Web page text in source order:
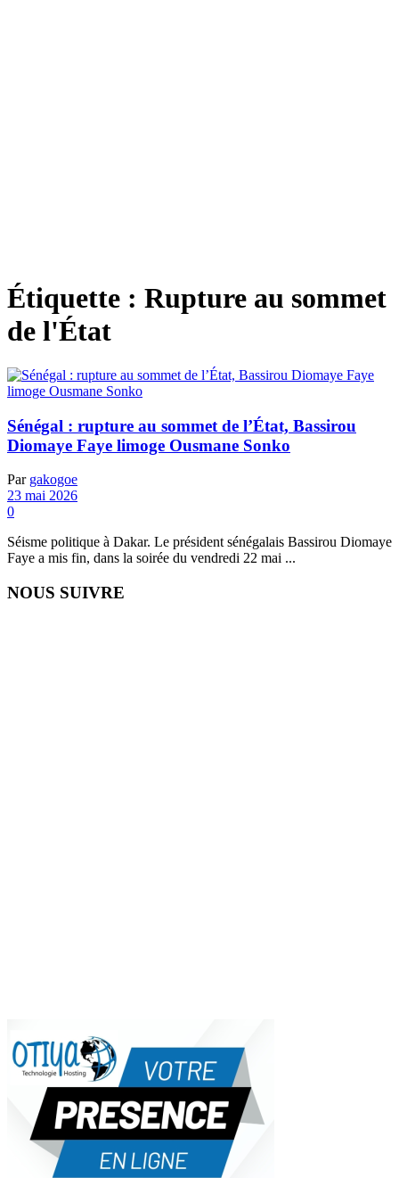
Étiquette : Rupture au sommet
de l'État
Sénégal : rupture au sommet de l’État, Bassirou
Diomaye Faye limoge Ousmane Sonko
Par gakogoe
23 mai 2026
0
Séisme politique à Dakar. Le président sénégalais Bassirou Diomaye
Faye a mis fin, dans la soirée du vendredi 22 mai ...
NOUS SUIVRE